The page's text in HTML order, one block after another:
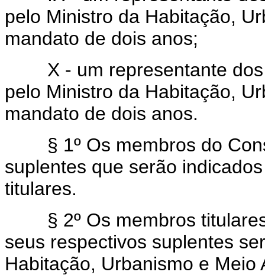
pelo Ministro da Habitação,
mandato de dois anos;
X - um representante dos
pelo Ministro da Habitação,
mandato de dois anos.
§ 1º Os membros do
suplentes que serão
titulares.
§ 2º Os membros titulares
seus respectivos suplentes
Habitação, Urbanismo e Meio